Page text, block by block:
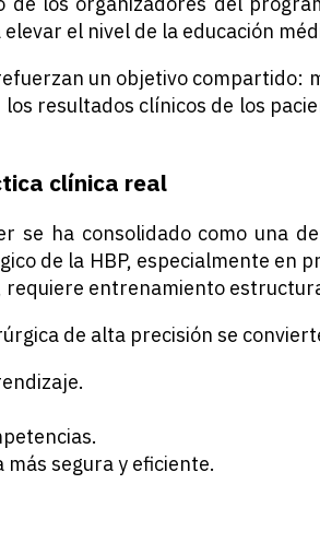
el nivel de la educación
un objetivo compartido:
resultados clínicos de los
clínica real
se ha consolidado como una
de la HBP, especialmente en
entrenamiento
de alta precisión se
segura y eficiente.